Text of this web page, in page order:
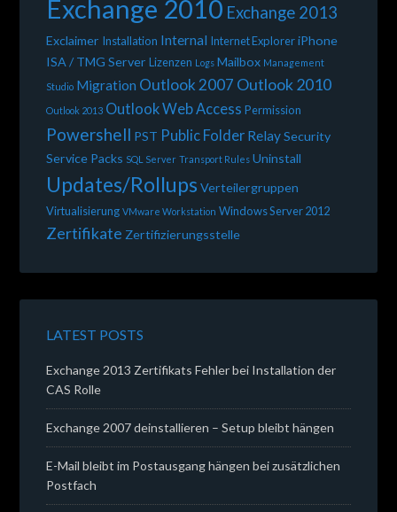
Exchange 2010 Exchange 2013
Exclaimer Installation Internal Internet Explorer iPhone
ISA / TMG Server Lizenzen Logs Mailbox Management
Studio Migration Outlook 2007 Outlook 2010
Outlook 2013 Outlook Web Access Permission
Powershell PST Public Folder RelaySecurity
Service Packs SQL Server Transport Rules Uninstall
Updates/Rollups Verteilergruppen
Virtualisierung VMware Workstation Windows Server 2012
Zertifikate Zertifizierungsstelle
LATEST POSTS
Exchange 2013 Zertifikats Fehler bei Installation der
CAS Rolle
Exchange 2007 deinstallieren – Setup bleibt hängen
E-Mail bleibt im Postausgang hängen bei zusätzlichen
Postfach